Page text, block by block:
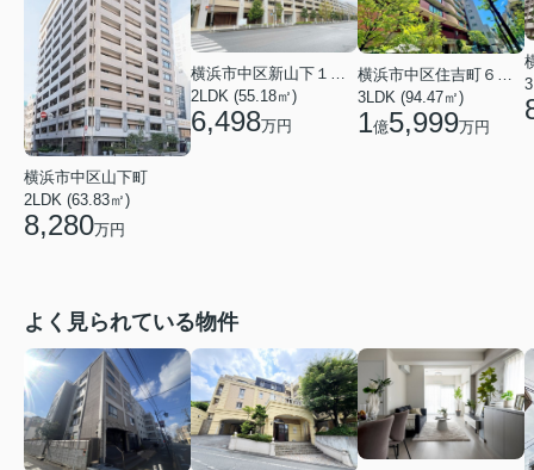
横浜市中区山下町
2LDK (63.83㎡)
8,280万円
横浜市中区新山下１丁目
2LDK (55.18㎡)
6,498万円
3LDK (94.47㎡)
1億5,999万円
よく見られている物件